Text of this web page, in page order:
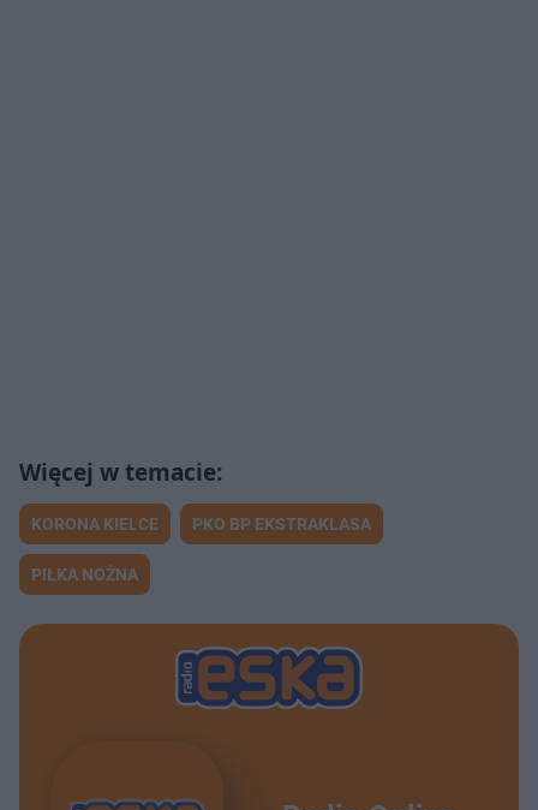
KORONA KIELCE PKO BP EKSTRAKLASA
PIŁKA NOŻNA